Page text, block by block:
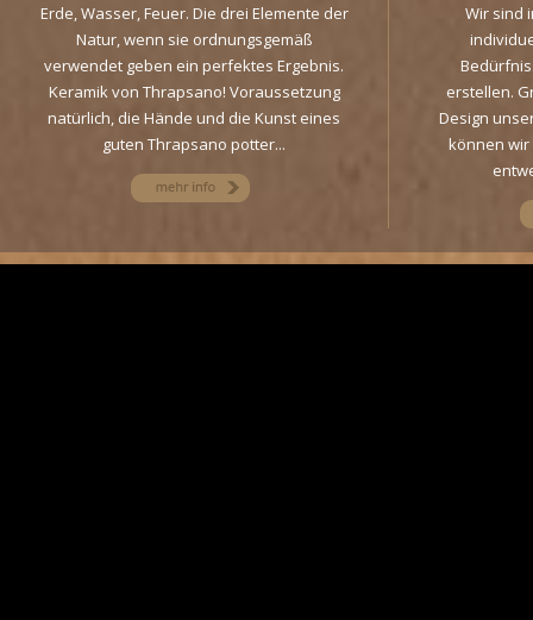
Erde, Wasser, Feuer. Die drei Elemente der
Natur, wenn sie ordnungsgemäß
verwendet geben ein perfektes Ergebnis.
Keramik von Thrapsano! Voraussetzung
natürlich, die Hände und die Kunst eines
guten Thrapsano potter...
Wir sind
erstellen.
Design
können